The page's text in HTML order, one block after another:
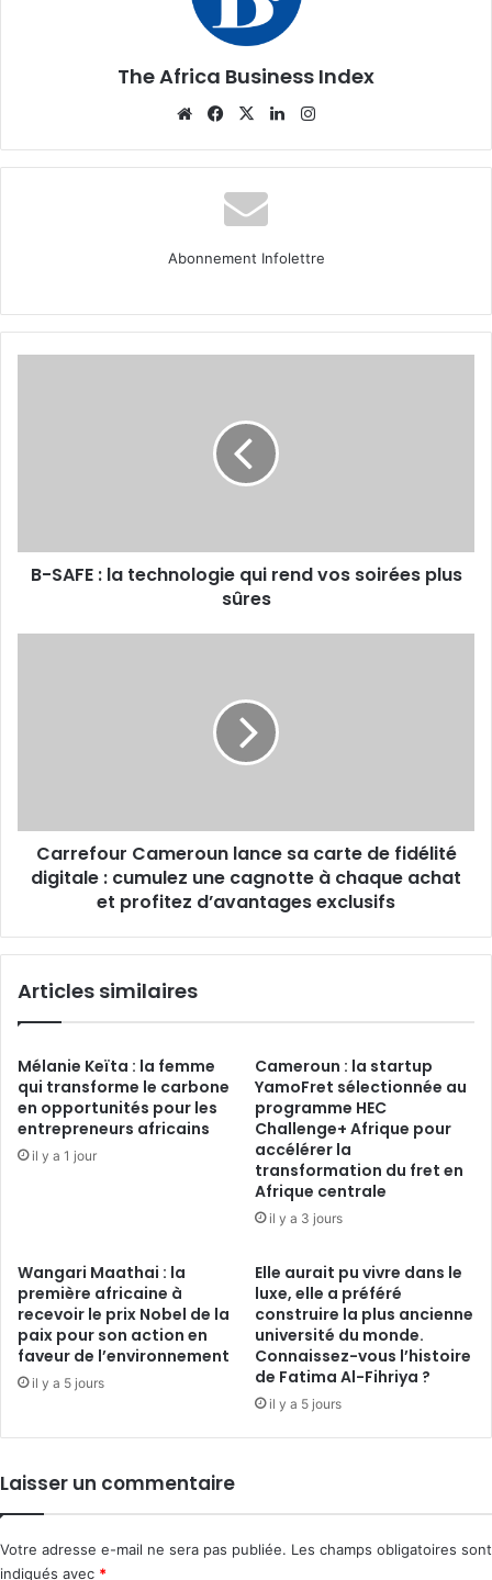
The Africa Business Index
WebsiteFacebook
X Linkedin
Abonnement Infolettre
soirées
plus
B-SAFE : la technologie qui rend vos soirées plus
sûres
:
cumulez
une
chaque
et
exclusifs
Carrefour Cameroun lance sa carte de fidélité
digitale : cumulez une cagnotte à chaque achat
et profitez d’avantages exclusifs
Articles similaires
Mélanie Keïta : la femme
qui transforme le carbone
en opportunités pour les
entrepreneurs africains
il y a 1 jour
Cameroun : la startup
YamoFret sélectionnée au
programme HEC
Challenge+ Afrique pour
accélérer la
transformation du fret en
Afrique centrale
il y a 3 jours
Wangari Maathai : la
première africaine à
recevoir le prix Nobel de la
paix pour son action en
faveur de l’environnement
il y a 5 jours
Elle aurait pu vivre dans le
luxe, elle a préféré
construire la plus ancienne
université du monde.
Connaissez-vous l’histoire
de Fatima Al-Fihriya ?
il y a 5 jours
Laisser un commentaire
Votre adresse e-mail ne sera pas publiée. Les champs obligatoires sont
indiqués avec *